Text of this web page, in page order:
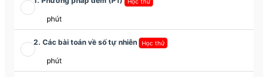
phút
2. Các bài toán về số tự nhiên Học thử
phút